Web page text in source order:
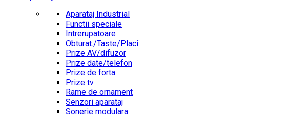
Aparataj Industrial
Functii speciale
Intrerupatoare
Obturat./Taste/Placi
Prize AV/difuzor
Prize date/telefon
Prize de forta
Prize tv
Rame de ornament
Senzori aparataj
Sonerie modulara